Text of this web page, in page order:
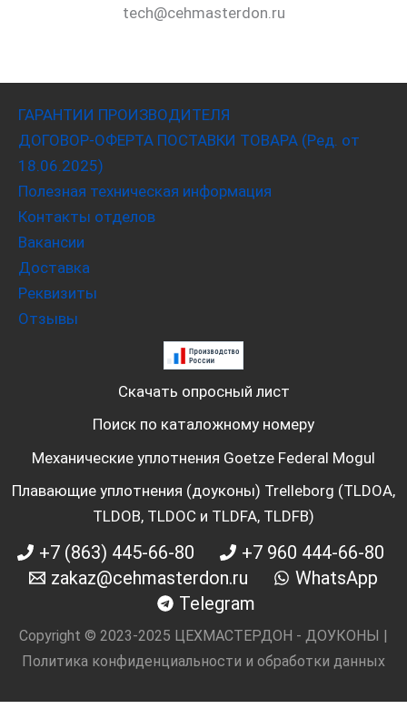
tech@cehmasterdon.ru
ГАРАНТИИ ПРОИЗВОДИТЕЛЯ
ДОГОВОР-ОФЕРТА ПОСТАВКИ ТОВАРА (Ред. от
18.06.2025)
Полезная техническая информация
Контакты отделов
Вакансии
Доставка
Реквизиты
Отзывы
Скачать опросный лист
Поиск по каталожному номеру
Механические уплотнения Goetze Federal Mogul
Плавающие уплотнения (доуконы) Trelleborg (TLDOA,
TLDOB, TLDOC и TLDFA, TLDFB)
+7 (863) 445-66-80
+7 960 444-66-80
zakaz@cehmasterdon.ru
WhatsApp
Telegram
Copyright © 2023-2025 ЦЕХМАСТЕРДОН - ДОУКОНЫ |
Политика конфиденциальности и обработки данных